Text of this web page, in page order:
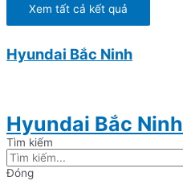
Xem tất cả kết quả
Hyundai Bắc Ninh
Hyundai Bắc Ninh
Tìm kiếm
Đóng